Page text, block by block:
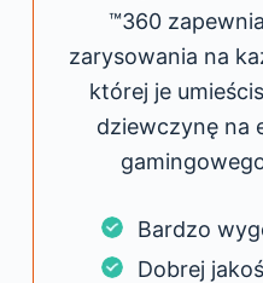
™360
zarysowania na
której je
dziewczynę na
Bardzo
Dobrej